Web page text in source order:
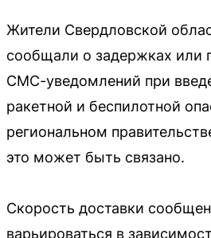
Жители Свердловской
сообщали о задержках или
СМС-уведомлений при
ракетной и беспилотной
региональном
это может быть связано.
Скорость доставки
варьироваться в